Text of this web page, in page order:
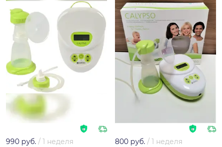
990 руб. / 1 неделя
800 руб. / 1 неделя